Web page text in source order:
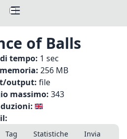
of Balls
tempo: 1 sec
256 MB
output: file
massimo: 343
Tag Statistiche
Invia